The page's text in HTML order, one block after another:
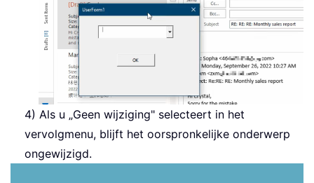
4) Als u „Geen wijziging" selecteert in het
vervolgmenu, blijft het oorspronkelijke onderwerp
ongewijzigd.